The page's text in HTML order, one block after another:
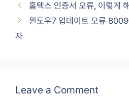
홈텍스 인증서 오류, 이렇게
윈도우7 업데이트 오류
자
Leave a Comment